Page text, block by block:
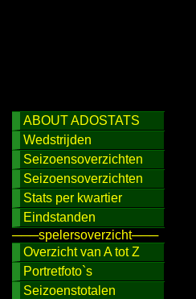
ABOUT ADOSTATS
Wedstrijden
Seizoensoverzichten
Seizoensoverzichten
Stats per kwartier
Eindstanden
───spelersoverzicht───
Overzicht van A tot Z
Portretfoto`s
Seizoenstotalen